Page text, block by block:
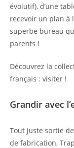
évolutif), d’une
recevoir un plan à
superbe bureau
parents !
Découvrez la
français : visiter !
Grandir avec
Tout juste sortie
de fabrication,